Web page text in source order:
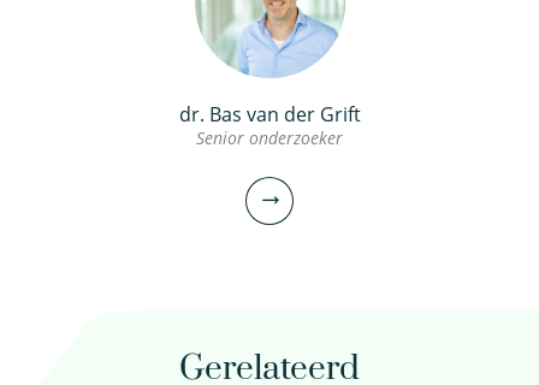
dr. Bas van der Grift
Senior onderzoeker
Gerelateerd